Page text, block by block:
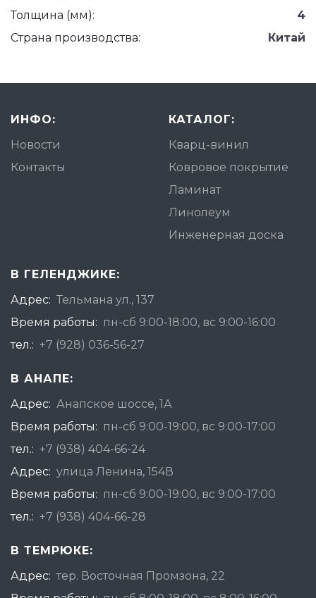
Толщина (мм):
4
Страна производства:
Китай
ИНФО:
Новости
Контакты
КАТАЛОГ:
Кварц-винил
Ковровое покрытие
Ламинат
Линолеум
Инженерная доска
В ГЕЛЕНДЖИКЕ:
Адрес: Тельмана ул., 137
Время работы: пн-сб 9:00-18:00, вс 9:00-16:00
тел.: +7 (928) 036-56-27
В АНАПЕ:
Адрес: Анапское шоссе, 1А
Время работы: пн-сб 9:00-19:00, вс 9:00-17:00
тел.: +7 (938) 404-66-24
Адрес: улица Ленина, 154В
Время работы: пн-сб 9:00-19:00, вс 9:00-17:00
тел.: +7 (938) 404-66-28
В ТЕМРЮКЕ:
Адрес: тер. Восточная Промзона, 22